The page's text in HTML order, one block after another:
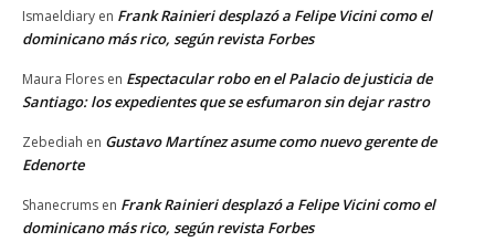
Ismaeldiary en Frank Rainieri desplazó a Felipe Vicini como el
dominicano más rico, según revista Forbes
Maura Flores en Espectacular robo en el Palacio de justicia de
Santiago: los expedientes que se esfumaron sin dejar rastro
Zebediah en Gustavo Martínez asume como nuevo gerente de
Edenorte
Shanecrums en Frank Rainieri desplazó a Felipe Vicini como el
dominicano más rico, según revista Forbes